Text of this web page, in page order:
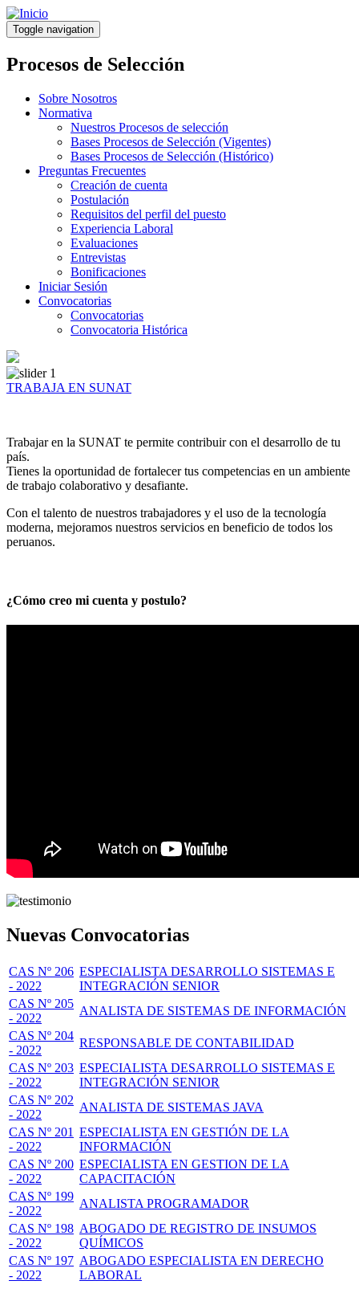
Pasar
al
contenido
principal
Toggle navigation
Procesos de Selección
Sobre Nosotros
Normativa
Nuestros Procesos de selección
Bases Procesos de Selección (Vigentes)
Bases Procesos de Selección (Histórico)
Preguntas Frecuentes
Creación de cuenta
Postulación
Requisitos del perfil del puesto
Experiencia Laboral
Evaluaciones
Entrevistas
Bonificaciones
Iniciar Sesión
Convocatorias
Convocatorias
Convocatoria Histórica
TRABAJA EN SUNAT
Trabajar en la SUNAT te permite contribuir con el desarrollo de tu
país.
Tienes la oportunidad de fortalecer tus competencias en un ambiente
de trabajo colaborativo y desafiante.
Con el talento de nuestros trabajadores y el uso de la tecnología
moderna, mejoramos nuestros servicios en beneficio de todos los
peruanos.
¿Cómo creo mi cuenta y postulo?
Nuevas Convocatorias
CAS Nº 206
- 2022
ESPECIALISTA DESARROLLO SISTEMAS E
INTEGRACIÓN SENIOR
CAS Nº 205
- 2022
ANALISTA DE SISTEMAS DE INFORMACIÓN
CAS Nº 204
- 2022
RESPONSABLE DE CONTABILIDAD
CAS Nº 203
- 2022
ESPECIALISTA DESARROLLO SISTEMAS E
INTEGRACIÓN SENIOR
CAS Nº 202
- 2022
ANALISTA DE SISTEMAS JAVA
CAS Nº 201
- 2022
ESPECIALISTA EN GESTIÓN DE LA
INFORMACIÓN
CAS Nº 200
- 2022
ESPECIALISTA EN GESTION DE LA
CAPACITACIÓN
CAS Nº 199
- 2022
ANALISTA PROGRAMADOR
CAS Nº 198
- 2022
ABOGADO DE REGISTRO DE INSUMOS
QUÍMICOS
CAS Nº 197
- 2022
ABOGADO ESPECIALISTA EN DERECHO
LABORAL